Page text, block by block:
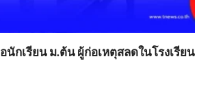
กเรียน ม.ต้น ผู้ก่อเหตุสลดในโรงเรียน